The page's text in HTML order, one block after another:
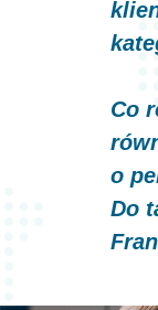
Co
o
Do